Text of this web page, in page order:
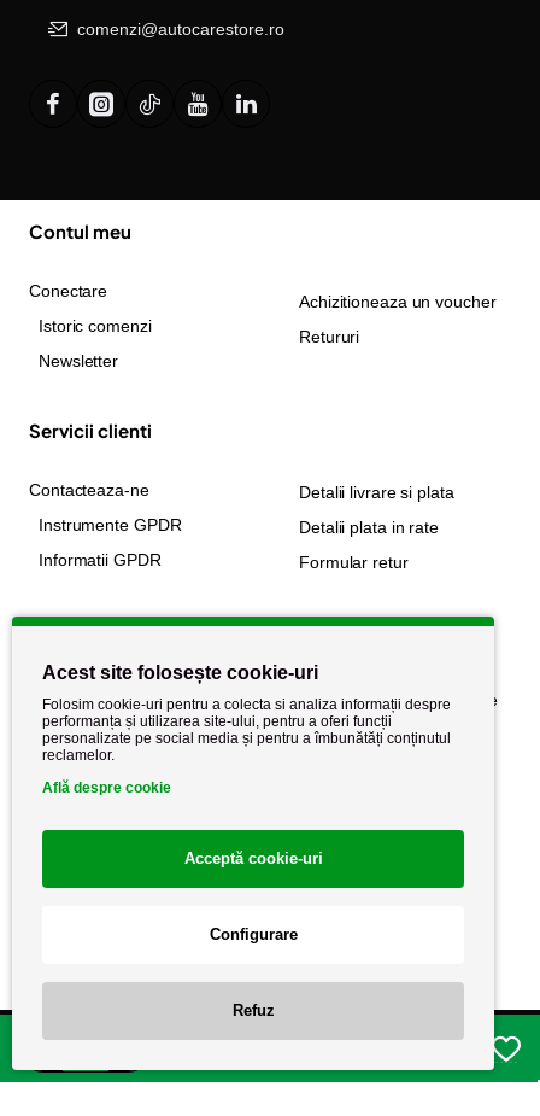
comenzi@autocarestore.ro
Contul meu
Conectare
Istoric comenzi
Newsletter
Achizitioneaza un voucher
Retururi
Servicii clienti
Contacteaza-ne
Instrumente GPDR
Informatii GPDR
Detalii livrare si plata
Detalii plata in rate
Formular retur
Despre noi
Stiri si noutati
Politica de confidențialitate
Politica de retur
Acest site folosește cookie-uri
Folosim cookie-uri pentru a colecta si analiza informații despre
performanța și utilizarea site-ului, pentru a oferi funcții
personalizate pe social media și pentru a îmbunătăți conținutul
reclamelor.
Află despre cookie
Acceptă cookie-uri
Configurare
Refuz